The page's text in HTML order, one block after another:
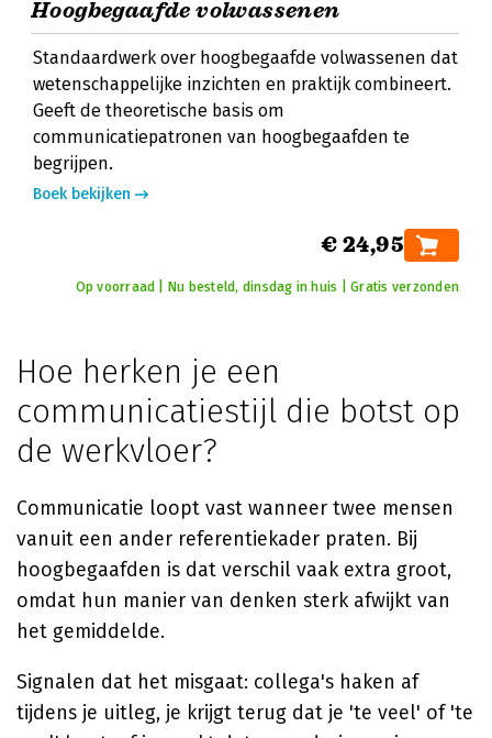
Hoogbegaafde volwassenen
Standaardwerk over hoogbegaafde volwassenen dat
wetenschappelijke inzichten en praktijk combineert.
Geeft de theoretische basis om
communicatiepatronen van hoogbegaafden te
begrijpen.
Boek bekijken
€ 24,95
Op voorraad | Nu besteld, dinsdag in huis | Gratis verzonden
Hoe herken je een
communicatiestijl die botst op
de werkvloer?
Communicatie loopt vast wanneer twee mensen
vanuit een ander referentiekader praten. Bij
hoogbegaafden is dat verschil vaak extra groot,
omdat hun manier van denken sterk afwijkt van
het gemiddelde.
Signalen dat het misgaat: collega's haken af
tijdens je uitleg, je krijgt terug dat je 'te veel' of 'te